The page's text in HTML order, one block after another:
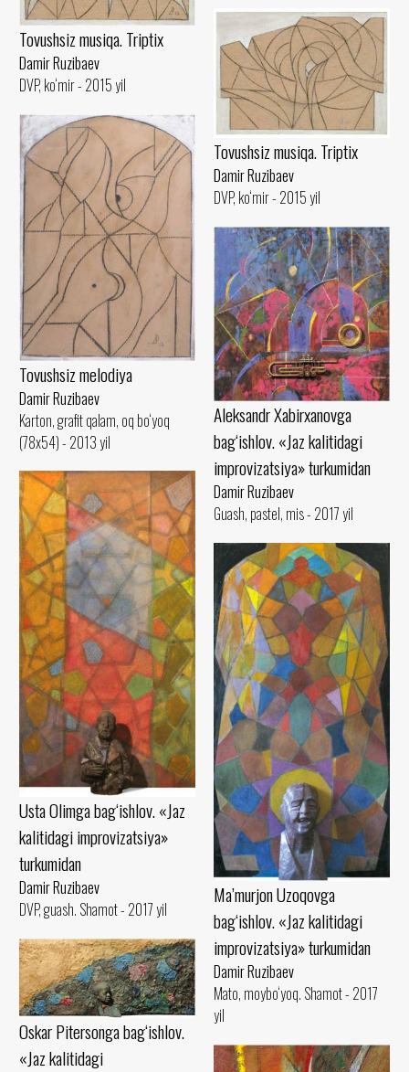
Tovushsiz musiqa. Triptix
Damir Ruzibaev
DVP, ko‘mir - 2015 yil
Tovushsiz musiqa. Triptix
Damir Ruzibaev
DVP, ko‘mir - 2015 yil
Tovushsiz melodiya
Damir Ruzibaev
Karton, grafit qalam, oq bo‘yoq
(78x54) - 2013 yil
Aleksandr Xabirxanovga
bag‘ishlov. «Jaz kalitidagi
improvizatsiya» turkumidan
Damir Ruzibaev
Guash, pastel, mis - 2017 yil
Usta Olimga bag‘ishlov. «Jaz
kalitidagi improvizatsiya»
turkumidan
Damir Ruzibaev
DVP, guash. Shamot - 2017 yil
Ma’murjon Uzoqovga
bag‘ishlov. «Jaz kalitidagi
improvizatsiya» turkumidan
Damir Ruzibaev
Mato, moybo‘yoq. Shamot - 2017
yil
Oskar Pitersonga bag‘ishlov.
«Jaz kalitidagi